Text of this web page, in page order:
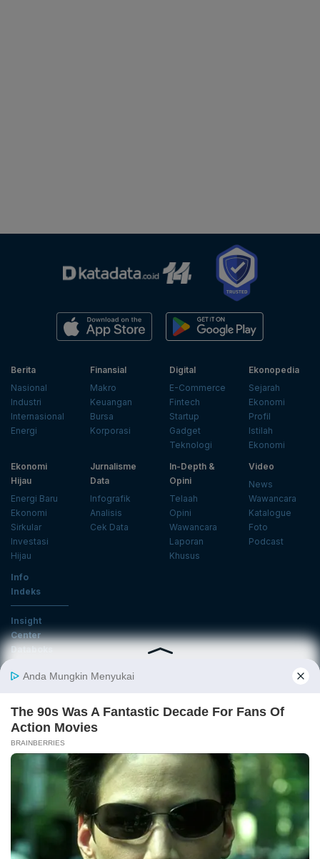
Berita
Nasional
Industri
Internasional
Energi
Finansial
Makro
Keuangan
Bursa
Korporasi
Digital
E-Commerce
Fintech
Startup
Gadget
Teknologi
Ekonopedia
Sejarah
Ekonomi
Profil
Istilah
Ekonomi
Ekonomi
Hijau
Energi Baru
Ekonomi
Sirkular
Investasi
Hijau
Jurnalisme
Data
Infografik
Analisis
Cek Data
In-Depth &
Opini
Telaah
Opini
Wawancara
Laporan
Khusus
Video
News
Wawancara
Katalogue
Foto
Podcast
Info
Indeks
Insight
Center
Databoks
KatadataOto
Langganan Newsletter
Ikuti Kami
Tentang Katadata Advertising Karier
Pedoman Media Siber
Kebijakan Privasi
Disclaimer Hubungi Kami